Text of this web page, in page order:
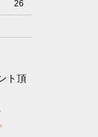
26
ト頂